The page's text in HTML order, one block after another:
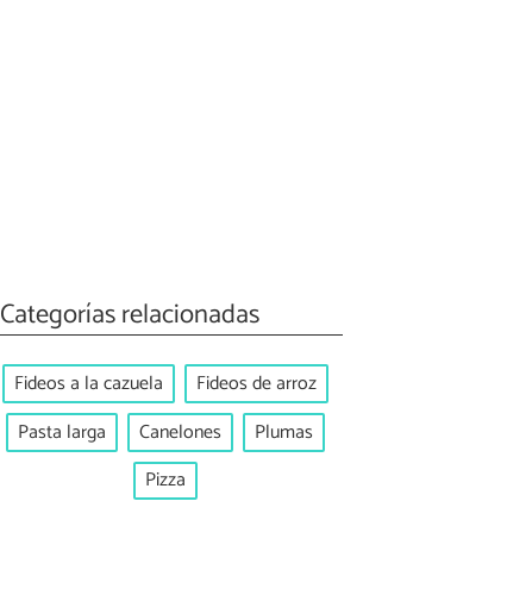
Categorías relacionadas
Fideos a la cazuela
Fideos de arroz
Pasta larga
Canelones
Plumas
Pizza